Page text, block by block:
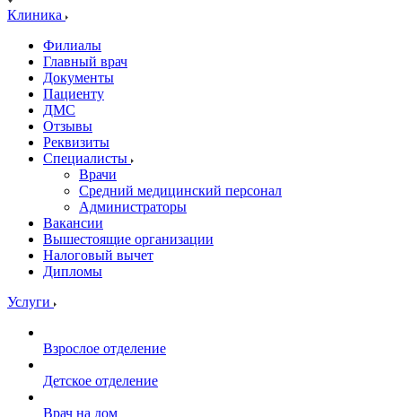
Клиника
Филиалы
Главный врач
Документы
Пациенту
ДМС
Отзывы
Реквизиты
Специалисты
Врачи
Средний медицинский персонал
Администраторы
Вакансии
Вышестоящие организации
Налоговый вычет
Дипломы
Услуги
Взрослое отделение
Детское отделение
Врач на дом